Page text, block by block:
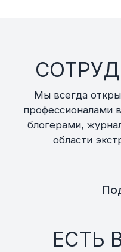
Мы всегда
профессионалами
блогерами,
области
ЕСТЬ